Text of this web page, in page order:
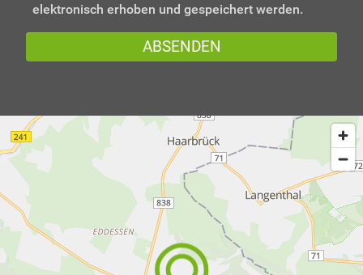
elektronisch erhoben und gespeichert werden.
ABSENDEN